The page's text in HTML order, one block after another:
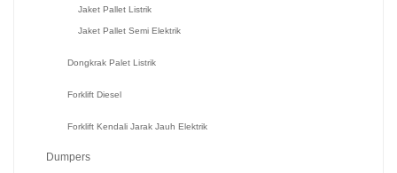
Jaket Pallet Listrik
Jaket Pallet Semi Elektrik
Dongkrak Palet Listrik
Forklift Diesel
Forklift Kendali Jarak Jauh Elektrik
Dumpers